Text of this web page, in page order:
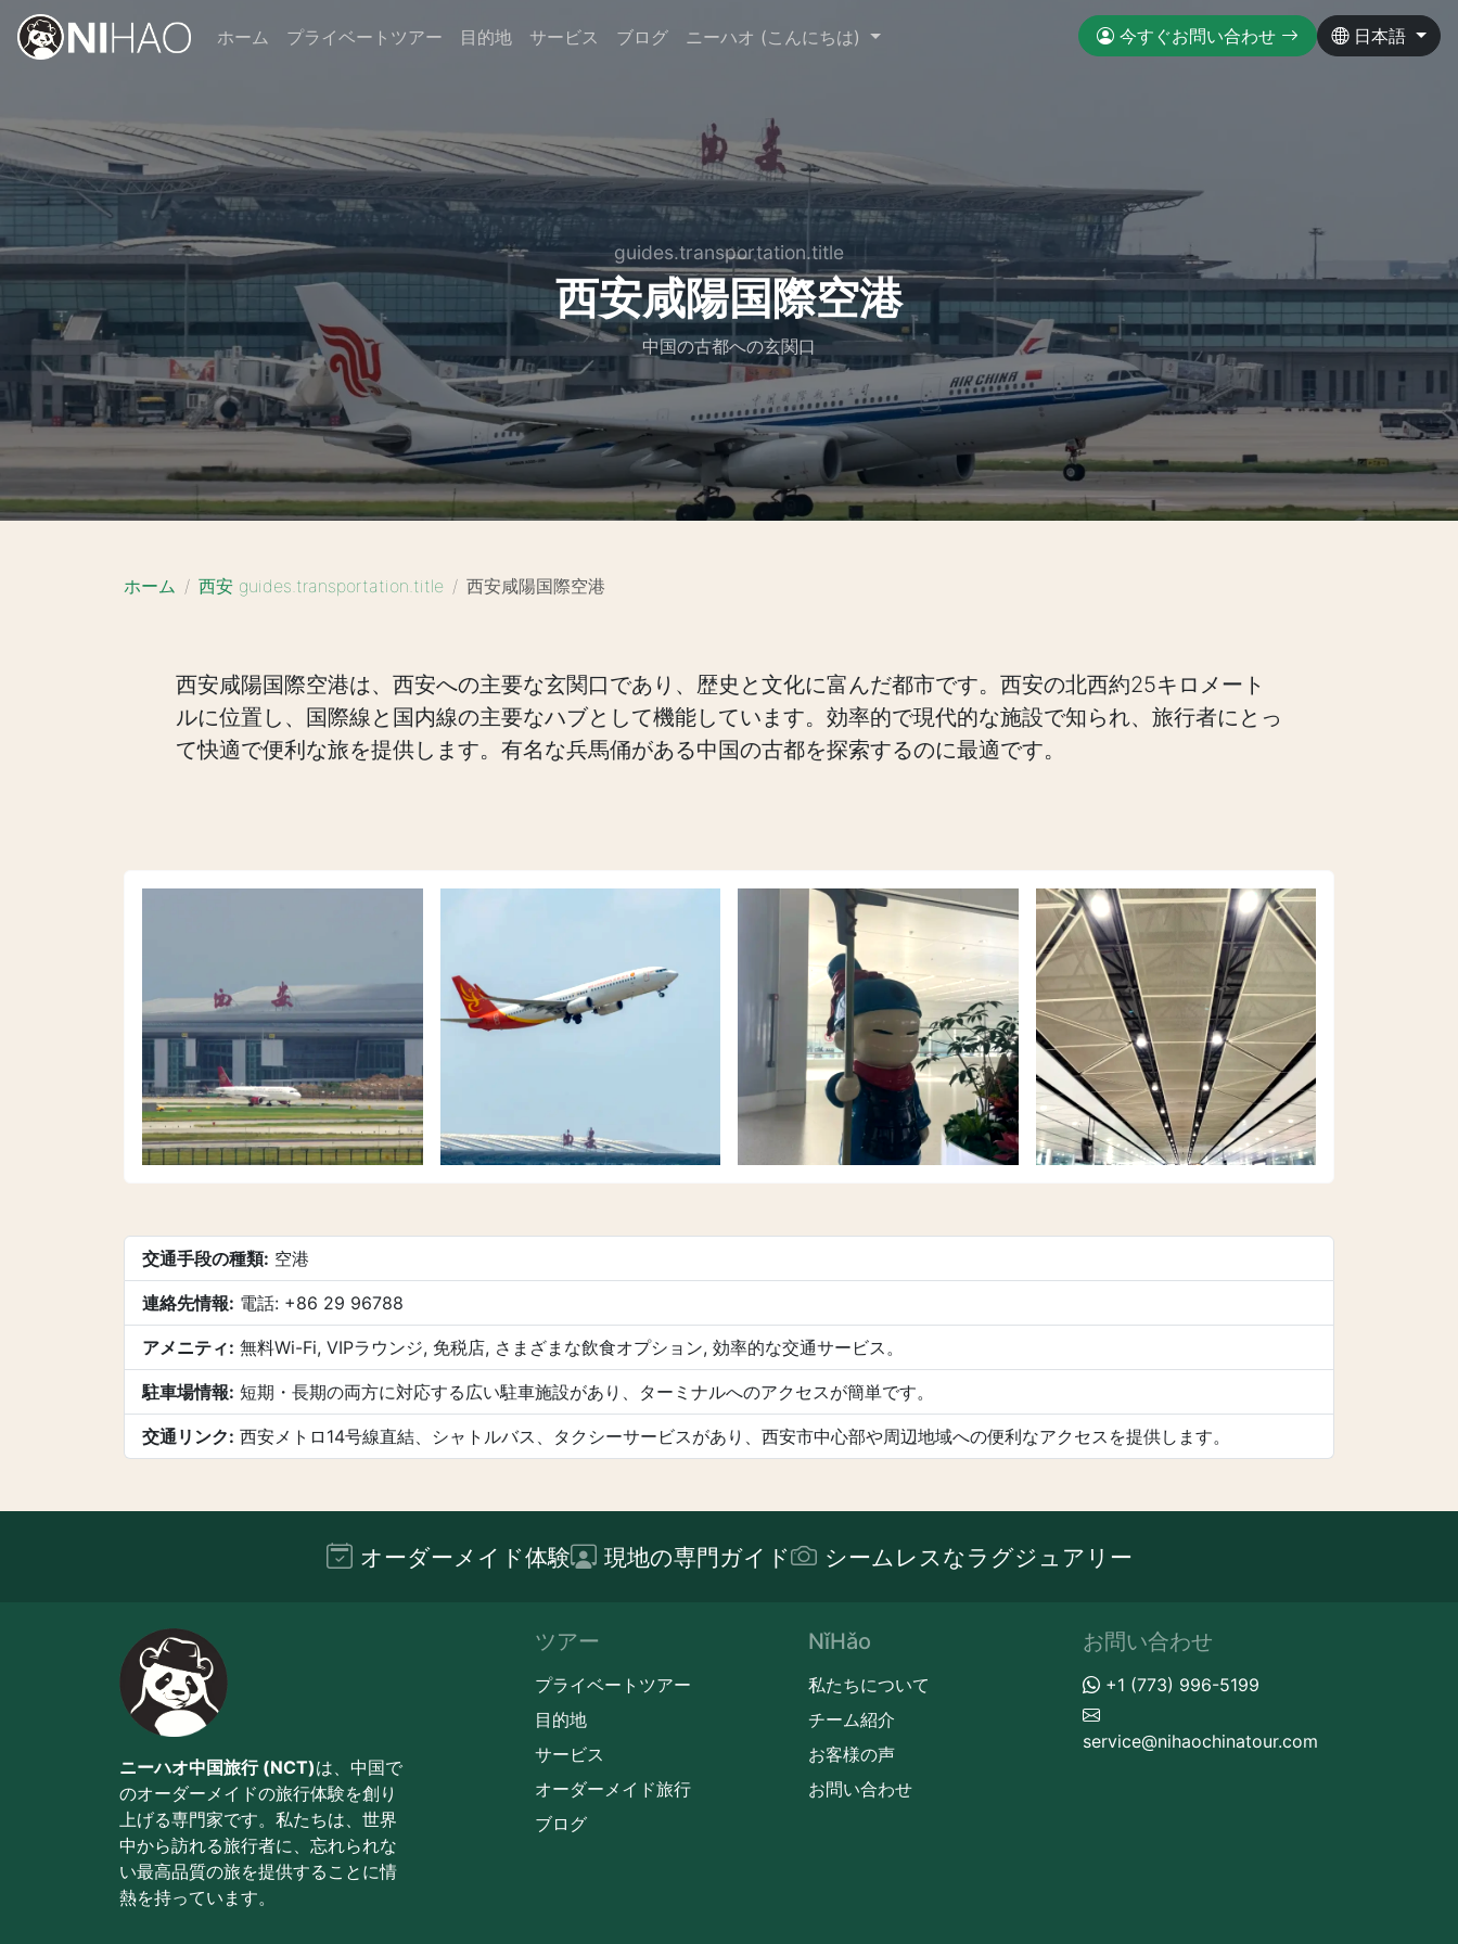
ホーム プライベートツアー 目的地 サービス ブログ ニーハオ (こんにちは) 今すぐお問い合わせ 日本語
guides.transportation.title
西安咸陽国際空港
中国の古都への玄関口
ホーム 西安 guides.transportation.title 西安咸陽国際空港
西安咸陽国際空港は、西安への主要な玄関口であり、歴史と文化に富んだ都市です。西安の北西約25キロメート
ルに位置し、国際線と国内線の主要なハブとして機能しています。効率的で現代的な施設で知られ、旅行者にとっ
て快適で便利な旅を提供します。有名な兵馬俑がある中国の古都を探索するのに最適です。
交通手段の種類: 空港
連絡先情報: 電話: +86 29 96788
アメニティ: 無料Wi-Fi, VIPラウンジ, 免税店, さまざまな飲食オプション, 効率的な交通サービス。
駐車場情報: 短期・長期の両方に対応する広い駐車施設があり、ターミナルへのアクセスが簡単です。
交通リンク: 西安メトロ14号線直結、シャトルバス、タクシーサービスがあり、西安市中心部や周辺地域への便利なアクセスを提供します。
オーダーメイド体験 現地の専門ガイド シームレスなラグジュアリー
ニーハオ中国旅行 (NCT)は、中国で
のオーダーメイドの旅行体験を創り
上げる専門家です。私たちは、世界
中から訪れる旅行者に、忘れられな
い最高品質の旅を提供することに情
熱を持っています。
ツアー
プライベートツアー
目的地
サービス
オーダーメイド旅行
ブログ
NǐHǎo
私たちについて
チーム紹介
お客様の声
お問い合わせ
お問い合わせ
+1 (773) 996-5199
service@nihaochinatour.com